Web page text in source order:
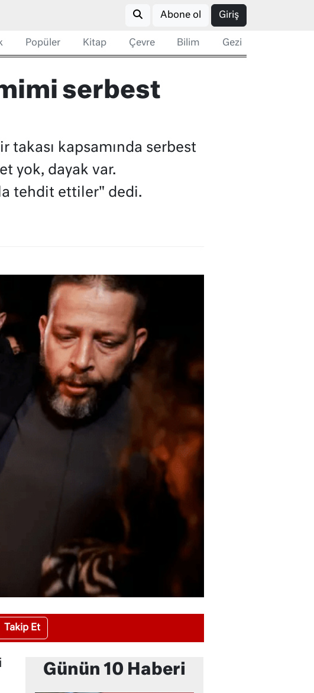
Abone ol Giriş
Popüler Kitap Çevre Bilim Gezi
serbest
takası kapsamında serbest
yok, dayak var.
tehdit ettiler" dedi.
Takip Et
Günün 10 Haberi